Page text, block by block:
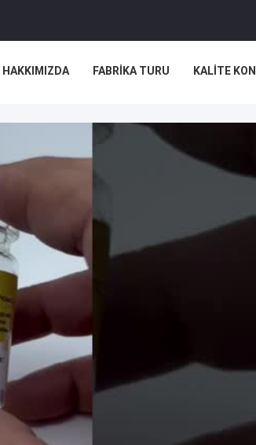
HAKKIMIZDA FABRIKA TURU KALITE